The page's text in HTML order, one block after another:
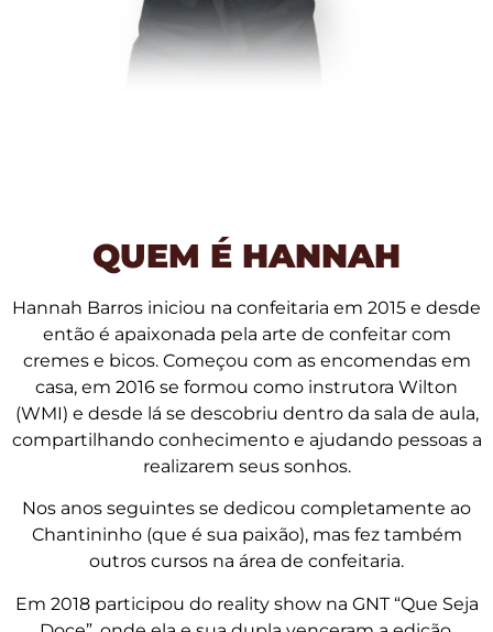
QUEM É HANNAH
Hannah Barros iniciou na confeitaria em 2015 e desde
então é apaixonada pela arte de confeitar com
cremes e bicos. Começou com as encomendas em
casa, em 2016 se formou como instrutora Wilton
(WMI) e desde lá se descobriu dentro da sala de aula,
compartilhando conhecimento e ajudando pessoas a
realizarem seus sonhos.
Nos anos seguintes se dedicou completamente ao
Chantininho (que é sua paixão), mas fez também
outros cursos na área de confeitaria.
Em 2018 participou do reality show na GNT “Que Seja